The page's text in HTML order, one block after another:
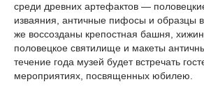
среди древних артефактов —
изваяния, античные пифосы и образцы
же воссозданы крепостная башня,
половецкое святилище и макеты
течение года музей будет встречать
мероприятиях, посвященных юбилею.